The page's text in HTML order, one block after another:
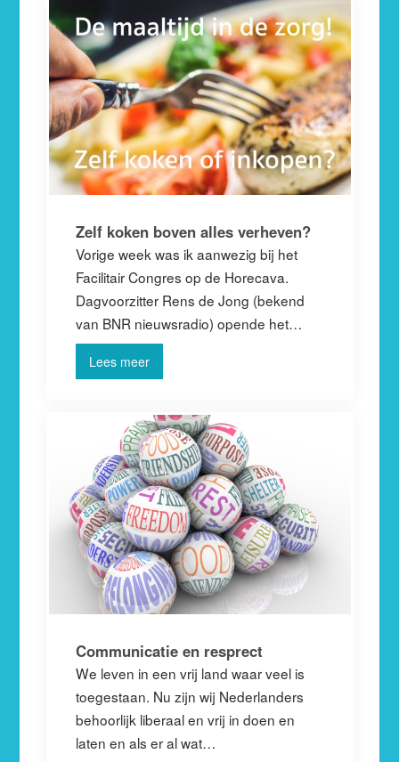
Zelf koken boven alles verheven?
Vorige week was ik aanwezig bij het
Facilitair Congres op de Horecava.
Dagvoorzitter Rens de Jong (bekend
van BNR nieuwsradio) opende het…
Lees meer
Communicatie en resprect
We leven in een vrij land waar veel is
toegestaan. Nu zijn wij Nederlanders
behoorlijk liberaal en vrij in doen en
laten en als er al wat…